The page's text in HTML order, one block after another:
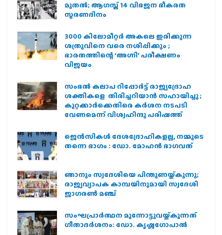
മുതല്‍; ആഗസ്ത് 14 വിഭജന ഭീകരത
സ്മരണദിനം
3000 കിലോമീറ്റർ അകലെ ഇരിക്കുന്ന
ശത്രുവിനെ വരെ നശിപ്പിക്കും ;
ഭാരതത്തിന്റെ ‘അഗ്നി’ പരീക്ഷണം
വിജയം
സംഭൽ കലാപ റിപ്പോർട്ട് രാജ്യദ്രോഹ
ശക്തികളെ തിരിച്ചറിയാൻ സഹായിച്ചു ;
കുറ്റക്കാർക്കെതിരെ കർശന നടപടി
വേണമെന്ന് വിശ്വഹിന്ദു പരിഷത്ത്
ജെന്‍സികള്‍ ദേശദ്രോഹികളല്ല, നമ്മുടെ
തന്നെ ഭാഗം : ഡോ. മോഹന്‍ ഭാഗവത്
ഞാനും സ്വദേശിയെ പിന്തുണയ്ക്കുന്നു;
രാജ്യവ്യാപക കാമ്പയിനുമായി സ്വദേശി
ജാഗരണ്‍ മഞ്ച്
സംഘപ്രാര്‍ത്ഥന മുന്നോട്ടുവയ്ക്കുന്നത്
ഗീതാദര്‍ശനം: ഡോ. കൃഷ്ണഗോപാല്‍